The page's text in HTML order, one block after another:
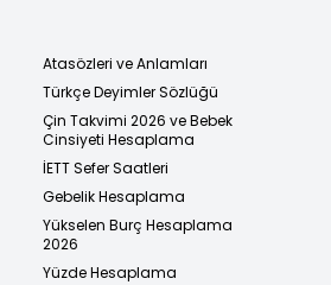
Atasözleri ve Anlamları
Türkçe Deyimler Sözlüğü
Çin Takvimi 2026 ve Bebek
Cinsiyeti Hesaplama
İETT Sefer Saatleri
Gebelik Hesaplama
Yükselen Burç Hesaplama
2026
Yüzde Hesaplama